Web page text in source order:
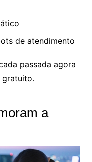
de atendimento
passada agora
gratuito.
a